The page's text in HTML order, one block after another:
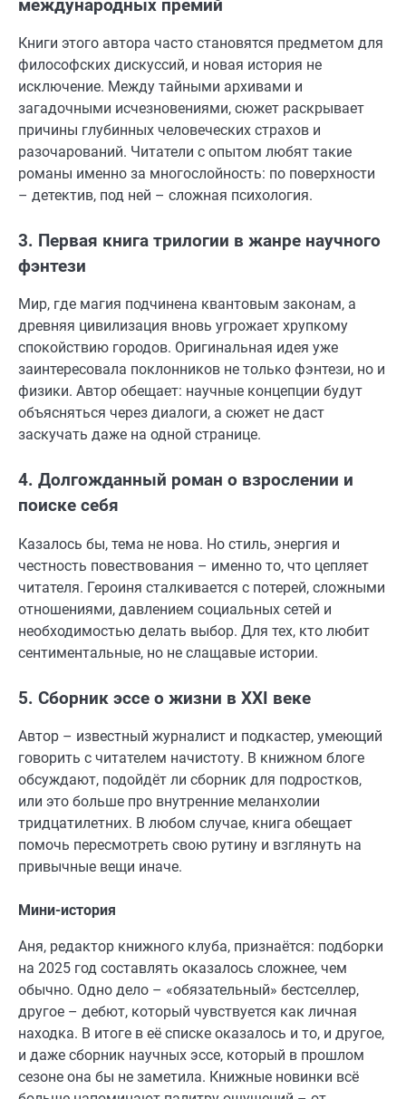
международных премий
Книги этого автора часто становятся предметом для
философских дискуссий, и новая история не
исключение. Между тайными архивами и
загадочными исчезновениями, сюжет раскрывает
причины глубинных человеческих страхов и
разочарований. Читатели с опытом любят такие
романы именно за многослойность: по поверхности
– детектив, под ней – сложная психология.
3. Первая книга трилогии в жанре научного
фэнтези
Мир, где магия подчинена квантовым законам, а
древняя цивилизация вновь угрожает хрупкому
спокойствию городов. Оригинальная идея уже
заинтересовала поклонников не только фэнтези, но и
физики. Автор обещает: научные концепции будут
объясняться через диалоги, а сюжет не даст
заскучать даже на одной странице.
4. Долгожданный роман о взрослении и
поиске себя
Казалось бы, тема не нова. Но стиль, энергия и
честность повествования – именно то, что цепляет
читателя. Героиня сталкивается с потерей, сложными
отношениями, давлением социальных сетей и
необходимостью делать выбор. Для тех, кто любит
сентиментальные, но не слащавые истории.
5. Сборник эссе о жизни в XXI веке
Автор – известный журналист и подкастер, умеющий
говорить с читателем начистоту. В книжном блоге
обсуждают, подойдёт ли сборник для подростков,
или это больше про внутренние меланхолии
тридцатилетних. В любом случае, книга обещает
помочь пересмотреть свою рутину и взглянуть на
привычные вещи иначе.
Мини-история
Аня, редактор книжного клуба, признаётся: подборки
на 2025 год составлять оказалось сложнее, чем
обычно. Одно дело – «обязательный» бестселлер,
другое – дебют, который чувствуется как личная
находка. В итоге в её списке оказалось и то, и другое,
и даже сборник научных эссе, который в прошлом
сезоне она бы не заметила. Книжные новинки всё